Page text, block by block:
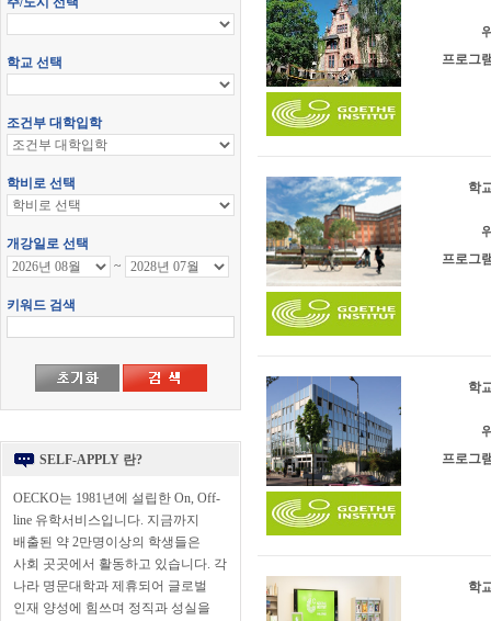
SELF-APPLY 란?
OECKO는 1981년에 설립한 On, Off-
line 유학서비스입니다. 지금까지
배출된 약 2만명이상의 학생들은
사회 곳곳에서 활동하고 있습니다. 각
나라 명문대학과 제휴되어 글로벌
인재 양성에 힘쓰며 정직과 성실을
프로그
학
프로그
학
프로그
학